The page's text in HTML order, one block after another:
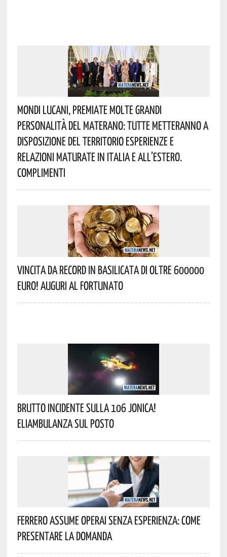
Mondi Lucani, Premiate Molte Grandi
Personalità Del Materano: Tutte Metteranno A
Disposizione Del Territorio Esperienze E
Relazioni Maturate In Italia E All’estero.
Complimenti
Vincita Da Record In Basilicata Di Oltre 600000
Euro! Auguri Al Fortunato
Brutto Incidente Sulla 106 Jonica!
Eliambulanza Sul Posto
Ferrero Assume Operai Senza Esperienza: Come
Presentare La Domanda